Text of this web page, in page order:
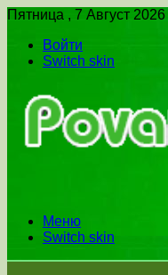
Пятница , 7 Август 2026
Войти
Switch skin
Меню
Switch skin